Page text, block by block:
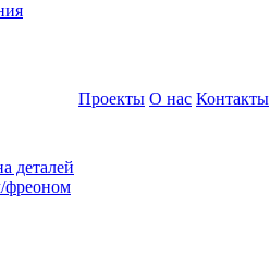
деталей
фреоном
Проекты О нас Контакты